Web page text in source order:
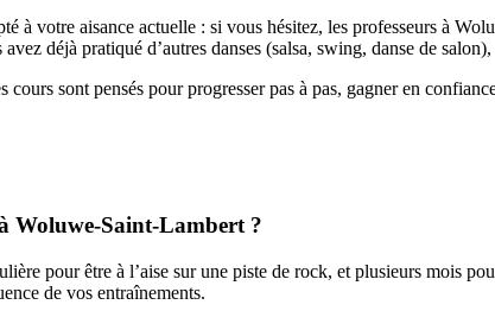
à votre aisance actuelle : si vous hésitez, les professeurs à
déjà pratiqué d’autres danses (salsa, swing, danse de
sont pensés pour progresser pas à pas, gagner en
Woluwe-Saint-Lambert ?
pour être à l’aise sur une piste de rock, et plusieurs mois
de vos entraînements.